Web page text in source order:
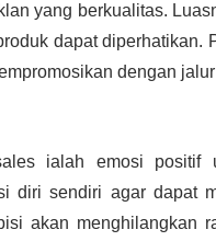
yang berkualitas.
dapat diperhatikan.
dengan
ialah emosi positif
diri sendiri agar dapat
akan menghilangkan